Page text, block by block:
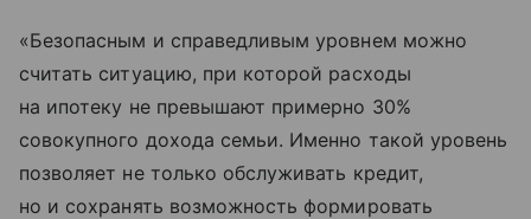
«Безопасным и справедливым уровнем можно
считать ситуацию, при которой расходы
на ипотеку не превышают примерно 30%
совокупного дохода семьи. Именно такой уровень
позволяет не только обслуживать кредит,
но и сохранять возможность формировать